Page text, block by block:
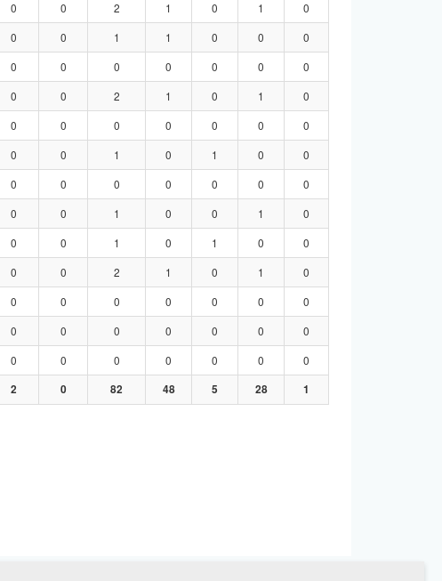
0 0 2 1 0 1
0
0 0 1 1 0 0
0
0 0 0 0 0 0
0
0 0 2 1 0 1
0
0 0 0 0 0 0
0
0 0 1 0 1 0
0
0 0 0 0 0 0
0
0 0 1 0 0 1
0
0 0 1 0 1 0
0
0 0 2 1 0 1
0
0 0 0 0 0 0
0
0 0 0 0 0 0
0
0 0 0 0 0 0
0
2 0 82 48 5 28 1